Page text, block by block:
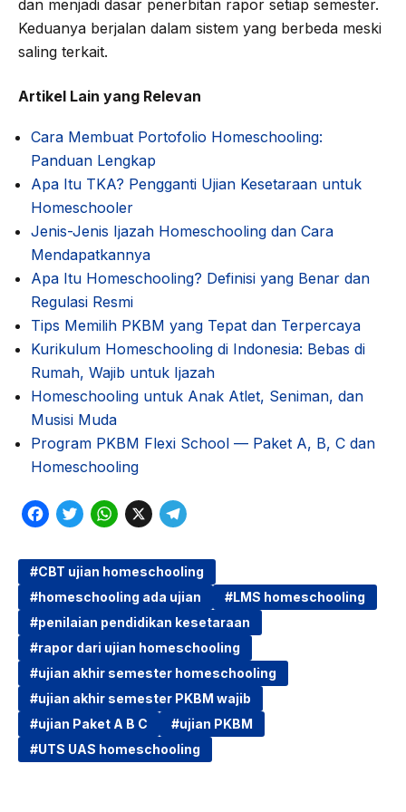
dan menjadi dasar penerbitan rapor setiap semester.
Keduanya berjalan dalam sistem yang berbeda meski
saling terkait.
Artikel Lain yang Relevan
Cara Membuat Portofolio Homeschooling:
Panduan Lengkap
Apa Itu TKA? Pengganti Ujian Kesetaraan untuk
Homeschooler
Jenis-Jenis Ijazah Homeschooling dan Cara
Mendapatkannya
Apa Itu Homeschooling? Definisi yang Benar dan
Regulasi Resmi
Tips Memilih PKBM yang Tepat dan Terpercaya
Kurikulum Homeschooling di Indonesia: Bebas di
Rumah, Wajib untuk Ijazah
Homeschooling untuk Anak Atlet, Seniman, dan
Musisi Muda
Program PKBM Flexi School — Paket A, B, C dan
Homeschooling
F
c
e
b
o
o
k
T
i
t
t
e
r
W
a
t
s
A
p
p
X
T
l
e
g
r
a
m
CBT ujian homeschooling
homeschooling ada ujian
LMS homeschooling
penilaian pendidikan kesetaraan
rapor dari ujian homeschooling
ujian akhir semester homeschooling
ujian akhir semester PKBM wajib
ujian Paket A B C
ujian PKBM
UTS UAS homeschooling